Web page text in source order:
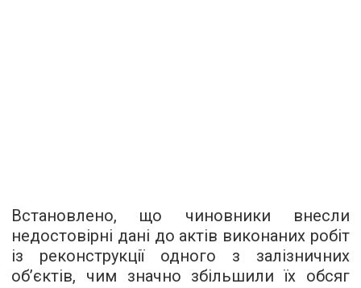
Встановлено, що чиновники внесли
недостовірні дані до актів виконаних робіт
із реконструкції одного з залізничних
об’єктів, чим значно збільшили їх обсяг